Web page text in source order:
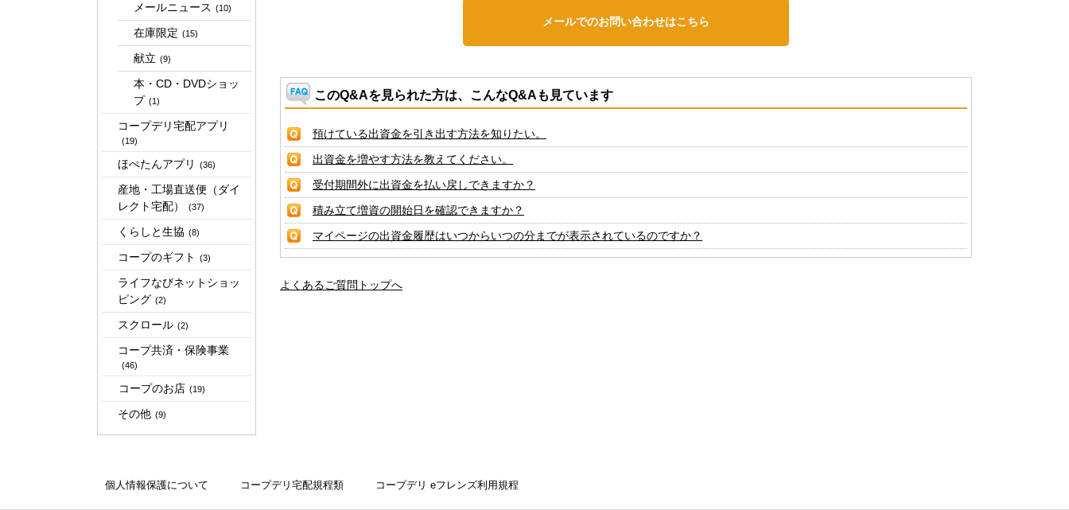
メールニュース (10)
在庫限定 (15)
献立 (9)
本・CD・DVDショッ
プ (1)
コープデリ宅配アプリ
(19)
ほぺたんアプリ (36)
産地・工場直送便（ダイ
レクト宅配）
(37)
くらしと生協 (8)
コープのギフト (3)
ライフなびネットショッ
ピング (2)
スクロール (2)
コープ共済・保険事業
(46)
コープのお店 (19)
その他 (9)
メールでのお問い合わせはこちら
このQ&Aを見られた方は、こんなQ&Aも見ています
預けている出資金を引き出す方法を知りたい。
出資金を増やす方法を教えてください。
受付期間外に出資金を払い戻しできますか？
積み立て増資の開始日を確認できますか？
マイページの出資金履歴はいつからいつの分までが表示されているのですか？
よくあるご質問トップへ
個人情報保護について コープデリ宅配規程類 コープデリ eフレンズ利用規程